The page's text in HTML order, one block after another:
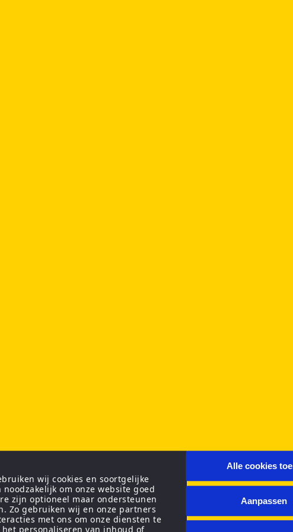
wij cookies en soortgelijke
om onze website goed
zijn optioneel maar ondersteunen
Zo gebruiken wij en onze partners
met ons om onze diensten te
personaliseren van inhoud of
Alle cookies
Aanpassen